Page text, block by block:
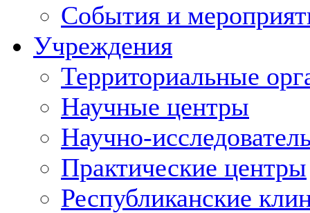
События и
Учреждения
Территориальные
Научные центры
Научно-
Практические центры
Республиканские